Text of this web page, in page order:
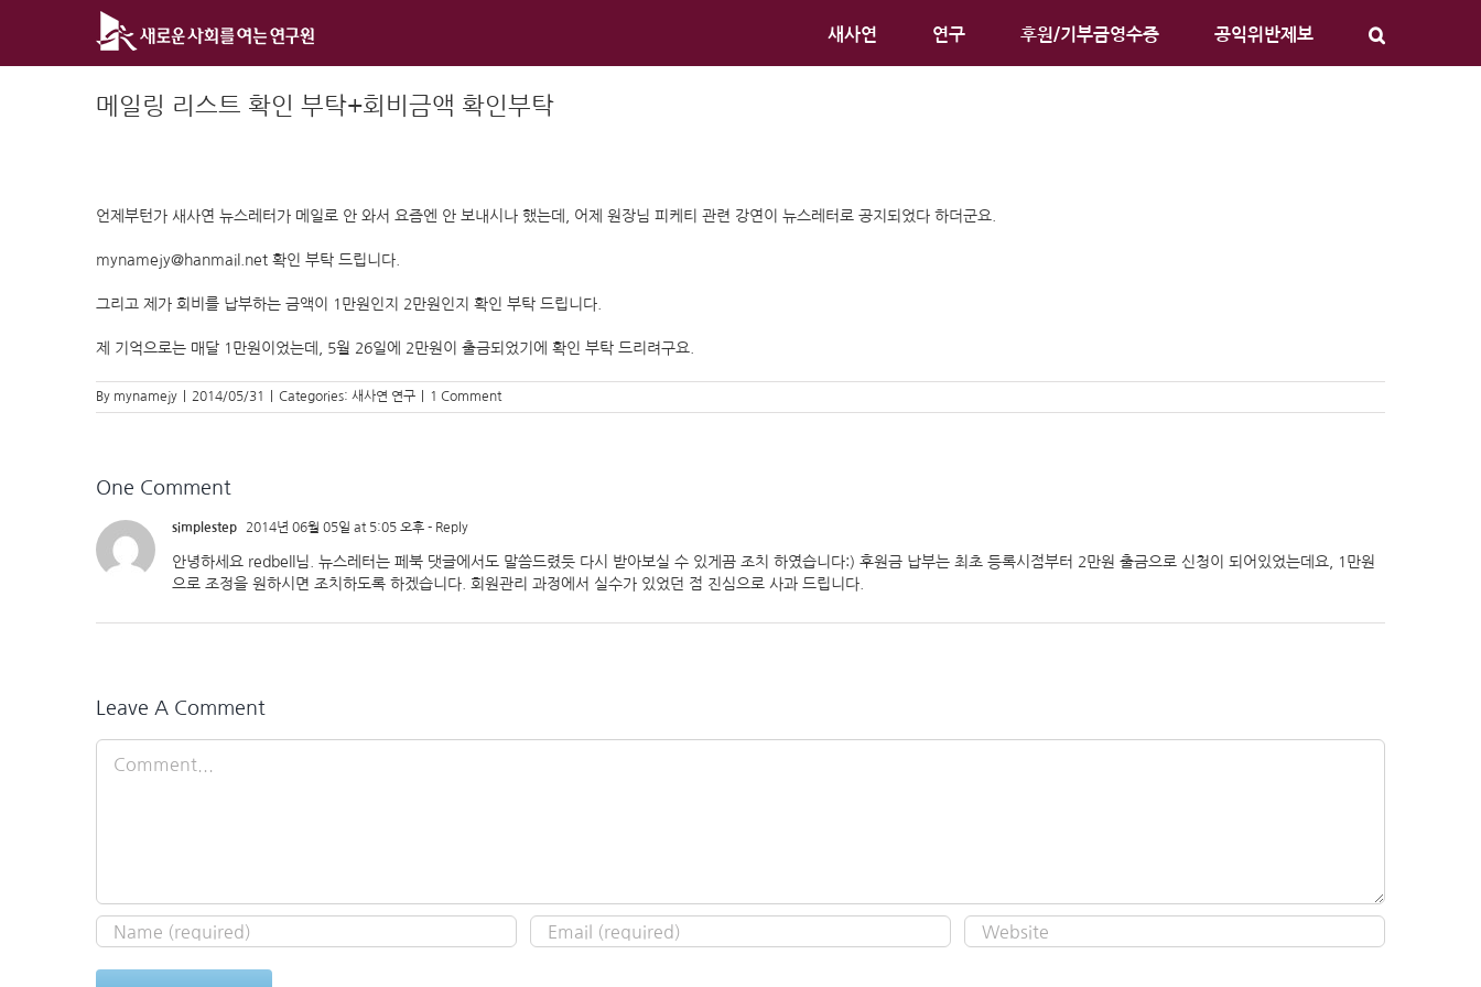
새사연 연구 후원/기부금영수증 공익위반제보
메일링 리스트 확인 부탁+회비금액 확인부탁
언제부턴가 새사연 뉴스레터가 메일로 안 와서 요즘엔 안 보내시나 했는데, 어제 원장님 피케티 관련 강연이 뉴스레터로 공지되었다 하더군요.
mynamejy@hanmail.net 확인 부탁 드립니다.
그리고 제가 회비를 납부하는 금액이 1만원인지 2만원인지 확인 부탁 드립니다.
제 기억으로는 매달 1만원이었는데, 5월 26일에 2만원이 출금되었기에 확인 부탁 드리려구요.
By mynamejy 2014/05/31 Categories: 새사연 연구 1 Comment
One Comment
simplestep 2014년 06월 05일 at 5:05 오후 - Reply
안녕하세요 redbell님. 뉴스레터는 페북 댓글에서도 말씀드렸듯 다시 받아보실 수 있게끔 조치 하였습니다:) 후원금 납부는 최초 등록시점부터 2만원 출금으로 신청이 되어있었는데요, 1만원
으로 조정을 원하시면 조치하도록 하겠습니다. 회원관리 과정에서 실수가 있었던 점 진심으로 사과 드립니다.
Leave A Comment